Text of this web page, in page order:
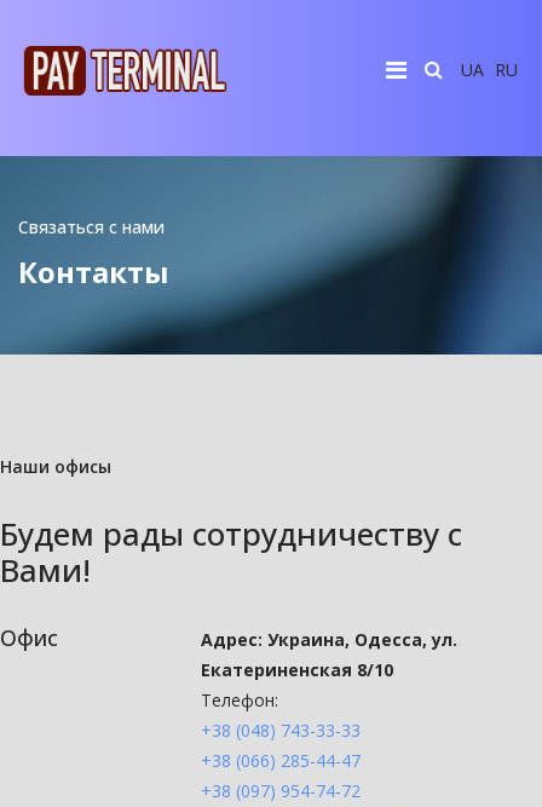
UA RU
Связаться с нами
Контакты
Наши офисы
Будем рады сотрудничеству с
Вами!
Офис
Адрес: Украина, Одесса, ул.
Екатериненская 8/10
Телефон:
+38 (048) 743-33-33
+38 (066) 285-44-47
+38 (097) 954-74-72